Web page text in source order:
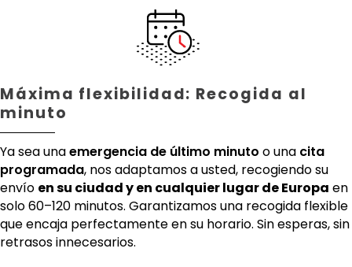
Máxima flexibilidad: Recogida al
minuto
Ya sea unaemergencia de último minuto o una cita
programada, nos adaptamos a usted, recogiendo su
envío en su ciudad y en cualquier lugar de Europa en
solo 60–120 minutos. Garantizamos una recogida flexible
que encaja perfectamente en su horario. Sin esperas, sin
retrasos innecesarios.